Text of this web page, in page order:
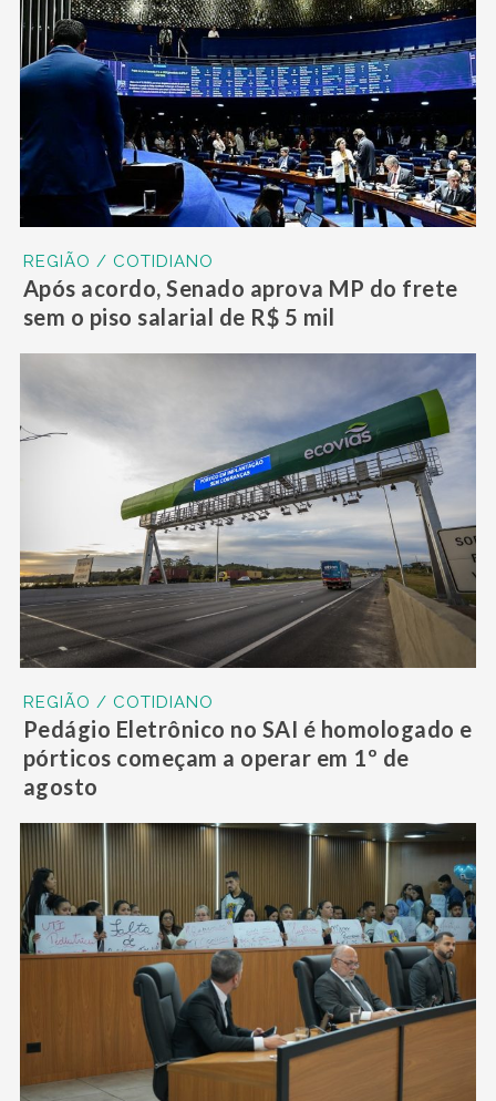
REGIÃO / COTIDIANO
Após acordo, Senado aprova MP do frete
sem o piso salarial de R$ 5 mil
REGIÃO / COTIDIANO
Pedágio Eletrônico no SAI é homologado e
pórticos começam a operar em 1º de
agosto